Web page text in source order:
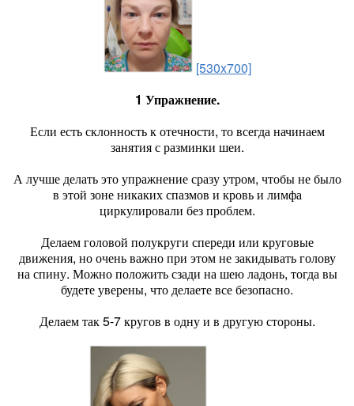
[530x700]
1 Упражнение.
Если есть склонность к отечности, то всегда начинаем
занятия с разминки шеи.
А лучше делать это упражнение сразу утром, чтобы не было
в этой зоне никаких спазмов и кровь и лимфа
циркулировали без проблем.
Делаем головой полукруги спереди или круговые
движения, но очень важно при этом не закидывать голову
на спину. Можно положить сзади на шею ладонь, тогда вы
будете уверены, что делаете все безопасно.
Делаем так 5-7 кругов в одну и в другую стороны.